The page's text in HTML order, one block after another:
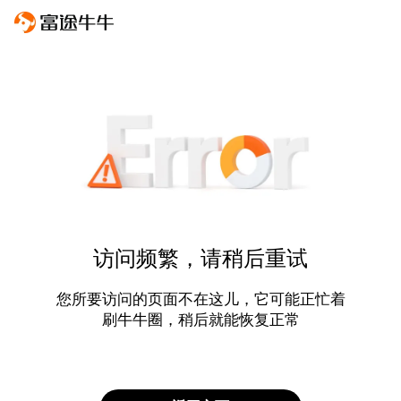
访问频繁，请稍后重试
您所要访问的页面不在这儿，它可能正忙着
刷牛牛圈，稍后就能恢复正常